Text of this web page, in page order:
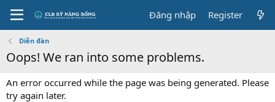
Đăng nhập Register
Diễn đàn
Oops! We ran into some problems.
An error occurred while the page was being generated. Please
try again later.